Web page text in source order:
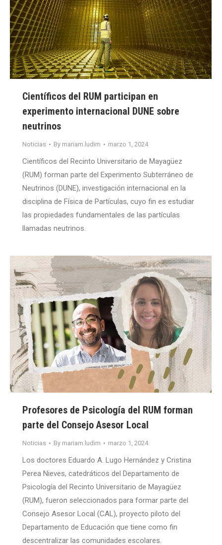
Científicos del RUM participan en
experimento internacional DUNE sobre
neutrinos
Noticias By mariam.ludim marzo 1, 2024
Científicos del Recinto Universitario de Mayagüez
(RUM) forman parte del Experimento Subterráneo de
Neutrinos (DUNE), investigación internacional en la
disciplina de Física de Partículas, cuyo fin es estudiar
las propiedades fundamentales de las partículas
llamadas neutrinos.
Profesores de Psicología del RUM forman
parte del Consejo Asesor Local
Noticias By mariam.ludim marzo 1, 2024
Los doctores Eduardo A. Lugo Hernández y Cristina
Perea Nieves, catedráticos del Departamento de
Psicología del Recinto Universitario de Mayagüez
(RUM), fueron seleccionados para formar parte del
Consejo Asesor Local (CAL), proyecto piloto del
Departamento de Educación que tiene como fin
descentralizar las comunidades escolares.